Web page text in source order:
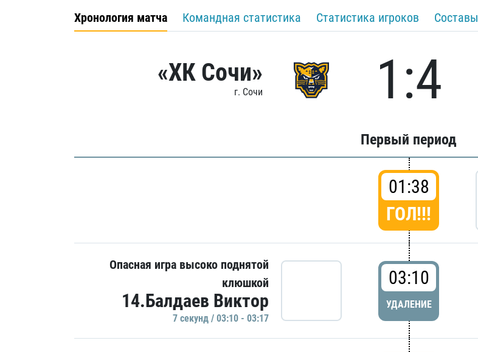
Хронология матча Командная статистика Статистика игроков Составы
«ХК Сочи»
г. Сочи 1:4
Первый период
01:38
ГОЛ!!!
Опасная игра высоко поднятой
клюшкой
14.Балдаев Виктор
7 секунд / 03:10 - 03:17
03:10
УДАЛЕНИЕ